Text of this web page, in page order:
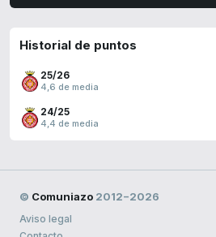
Historial de puntos
25/26
4,6 de media
24/25
4,4 de media
© Comuniazo 2012−2026
Aviso legal